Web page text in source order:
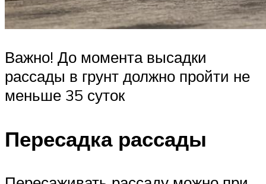
Важно! До момента высадки
рассады в грунт должно пройти не
меньше 35 суток
Пересадка рассады